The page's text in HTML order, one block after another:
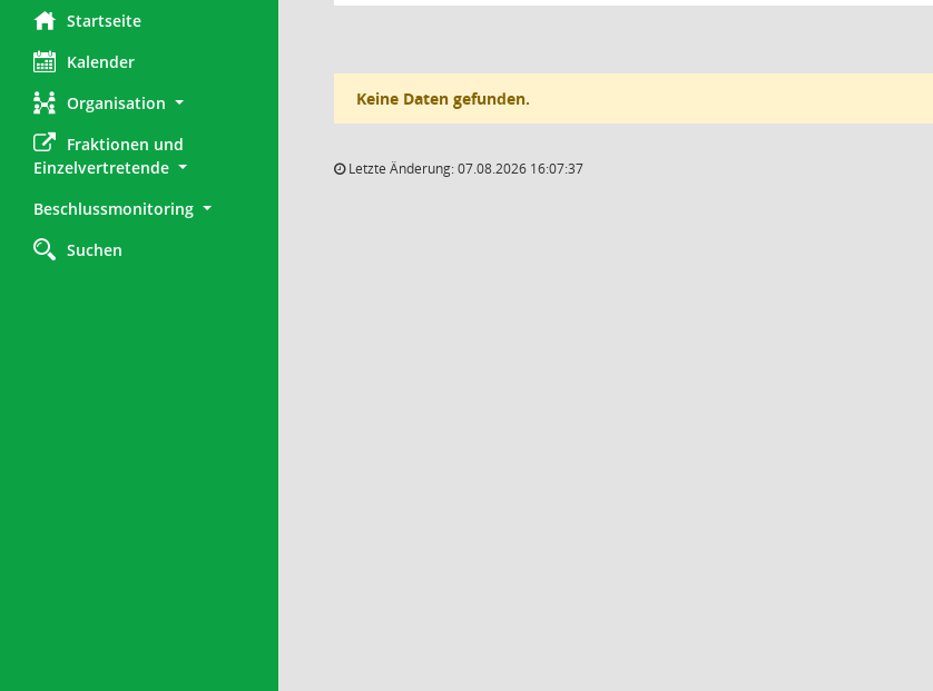
Startseite
Kalender
Organisation
Fraktionen und
Einzelvertretende
Beschlussmonitoring
Suchen
Keine Daten gefunden.
Letzte Änderung: 07.08.2026 16:07:37